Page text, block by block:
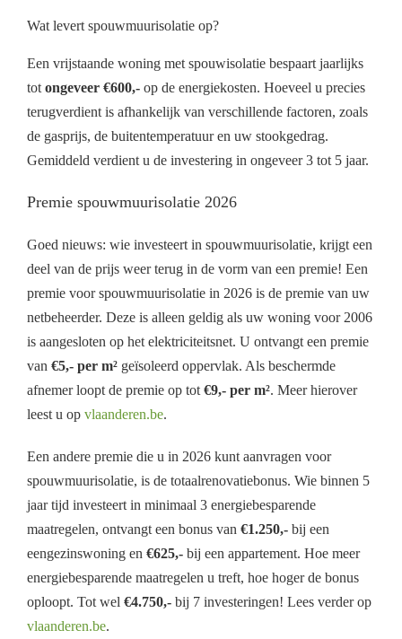
Wat levert spouwmuurisolatie op?
Een vrijstaande woning met spouwisolatie bespaart jaarlijks
tot ongeveer €600,- op de energiekosten. Hoeveel u precies
terugverdient is afhankelijk van verschillende factoren, zoals
de gasprijs, de buitentemperatuur en uw stookgedrag.
Gemiddeld verdient u de investering in ongeveer 3 tot 5 jaar.
Premie spouwmuurisolatie 2026
Goed nieuws: wie investeert in spouwmuurisolatie, krijgt een
deel van de prijs weer terug in de vorm van een premie! Een
premie voor spouwmuurisolatie in 2026 is de premie van uw
netbeheerder. Deze is alleen geldig als uw woning voor 2006
is aangesloten op het elektriciteitsnet. U ontvangt een premie
van €5,- per m² geïsoleerd oppervlak. Als beschermde
afnemer loopt de premie op tot €9,- per m². Meer hierover
leest u op vlaanderen.be.
Een andere premie die u in 2026 kunt aanvragen voor
spouwmuurisolatie, is de totaalrenovatiebonus. Wie binnen 5
jaar tijd investeert in minimaal 3 energiebesparende
maatregelen, ontvangt een bonus van €1.250,- bij een
eengezinswoning en €625,- bij een appartement. Hoe meer
energiebesparende maatregelen u treft, hoe hoger de bonus
oploopt. Tot wel €4.750,- bij 7 investeringen! Lees verder op
vlaanderen.be.